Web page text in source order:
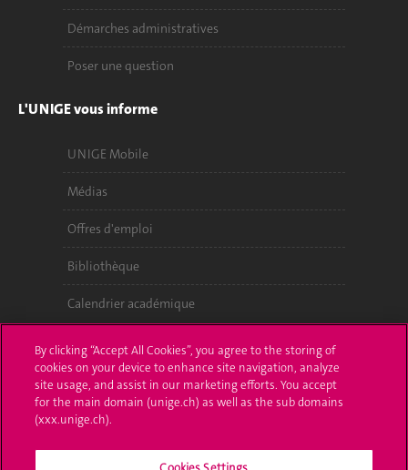
Démarches administratives
Poser une question
L'UNIGE vous informe
UNIGE Mobile
Médias
Offres d'emploi
Bibliothèque
Calendrier académique
Médias sociaux UNIGE
By clicking “Accept All Cookies”, you agree to the storing of
cookies on your device to enhance site navigation, analyze
site usage, and assist in our marketing efforts. You accept
for the main domain (unige.ch) as well as the sub domains
(xxx.unige.ch).